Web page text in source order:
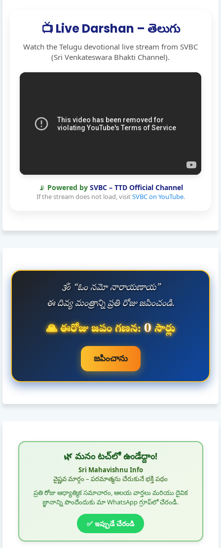
📺 Live Darshan – తెలుగు
Watch the Telugu devotional live stream from SVBC
(Sri Venkateswara Bhakti Channel).
📡 Powered by SVBC – TTD Official Channel
If the stream does not load, visitSVBC on YouTube.
🕉️ “ఓం నమో నారాయణాయ”
ఈ దివ్య మంత్రాన్ని ప్రతి రోజు జపించండి.
🙏 ఈరోజు జపం గణన:0సార్లు
జపించాను
🌿 మనం టచ్‌లో ఉండేద్దాం!
Sri Mahavishnu Info
వైష్ణవ మార్గం – పరమాత్మను చేరుకునే భక్తి పథం
ప్రతి రోజు ఆధ్యాత్మిక సమాచారం, ఆలయ వార్తలు మరియు దైవిక
జ్ఞానాన్ని పొందేందుకు మా WhatsApp గ్రూప్‌లో చేరండి.
✅ ఇప్పుడే చేరండి